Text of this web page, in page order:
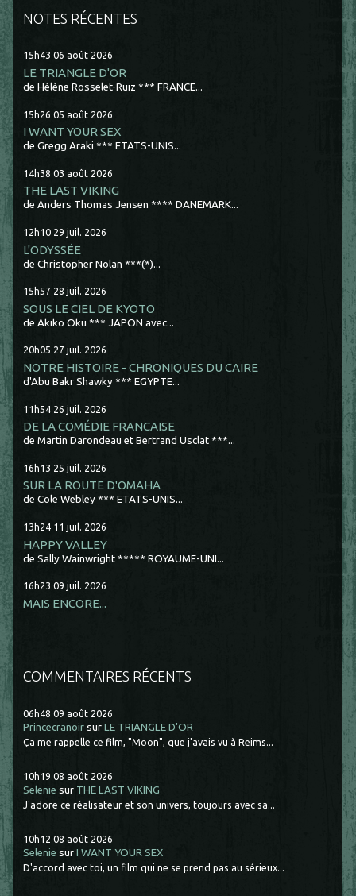
NOTES RÉCENTES
15h43 06 août 2026
LE TRIANGLE D'OR
de Hélène Rosselet-Ruiz *** FRANCE...
15h26 05 août 2026
I WANT YOUR SEX
de Gregg Araki *** ETATS-UNIS...
14h38 03 août 2026
THE LAST VIKING
de Anders Thomas Jensen **** DANEMARK...
12h10 29 juil. 2026
L'ODYSSÉE
de Christopher Nolan ***(*)...
15h57 28 juil. 2026
SOUS LE CIEL DE KYOTO
de Akiko Oku *** JAPON avec...
20h05 27 juil. 2026
NOTRE HISTOIRE - CHRONIQUES DU CAIRE
d'Abu Bakr Shawky *** EGYPTE...
11h54 26 juil. 2026
DE LA COMÉDIE FRANCAISE
de Martin Darondeau et Bertrand Usclat ***...
16h13 25 juil. 2026
SUR LA ROUTE D'OMAHA
de Cole Webley *** ETATS-UNIS...
13h24 11 juil. 2026
HAPPY VALLEY
de Sally Wainwright ***** ROYAUME-UNI...
16h23 09 juil. 2026
MAIS ENCORE...
COMMENTAIRES RÉCENTS
06h48 09 août 2026
Princecranoir surLE TRIANGLE D'OR
Ça me rappelle ce film, "Moon", que j'avais vu à Reims...
10h19 08 août 2026
Selenie sur THE LAST VIKING
J'adore ce réalisateur et son univers, toujours avec sa...
10h12 08 août 2026
Selenie surI WANT YOUR SEX
D'accord avec toi, un film qui ne se prend pas au sérieux...